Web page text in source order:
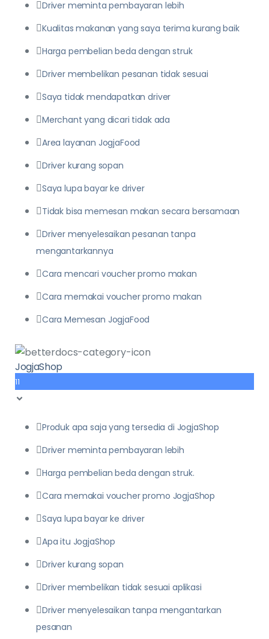
Driver meminta pembayaran lebih
Kualitas makanan yang saya terima kurang baik
Harga pembelian beda dengan struk
Driver membelikan pesanan tidak sesuai
Saya tidak mendapatkan driver
Merchant yang dicari tidak ada
Area layanan JogjaFood
Driver kurang sopan
Saya lupa bayar ke driver
Tidak bisa memesan makan secara bersamaan
Driver menyelesaikan pesanan tanpa
mengantarkannya
Cara mencari voucher promo makan
Cara memakai voucher promo makan
Cara Memesan JogjaFood
JogjaShop
11
Produk apa saja yang tersedia di JogjaShop
Driver meminta pembayaran lebih
Harga pembelian beda dengan struk.
Cara memakai voucher promo JogjaShop
Saya lupa bayar ke driver
Apa itu JogjaShop
Driver kurang sopan
Driver membelikan tidak sesuai aplikasi
Driver menyelesaikan tanpa mengantarkan
pesanan